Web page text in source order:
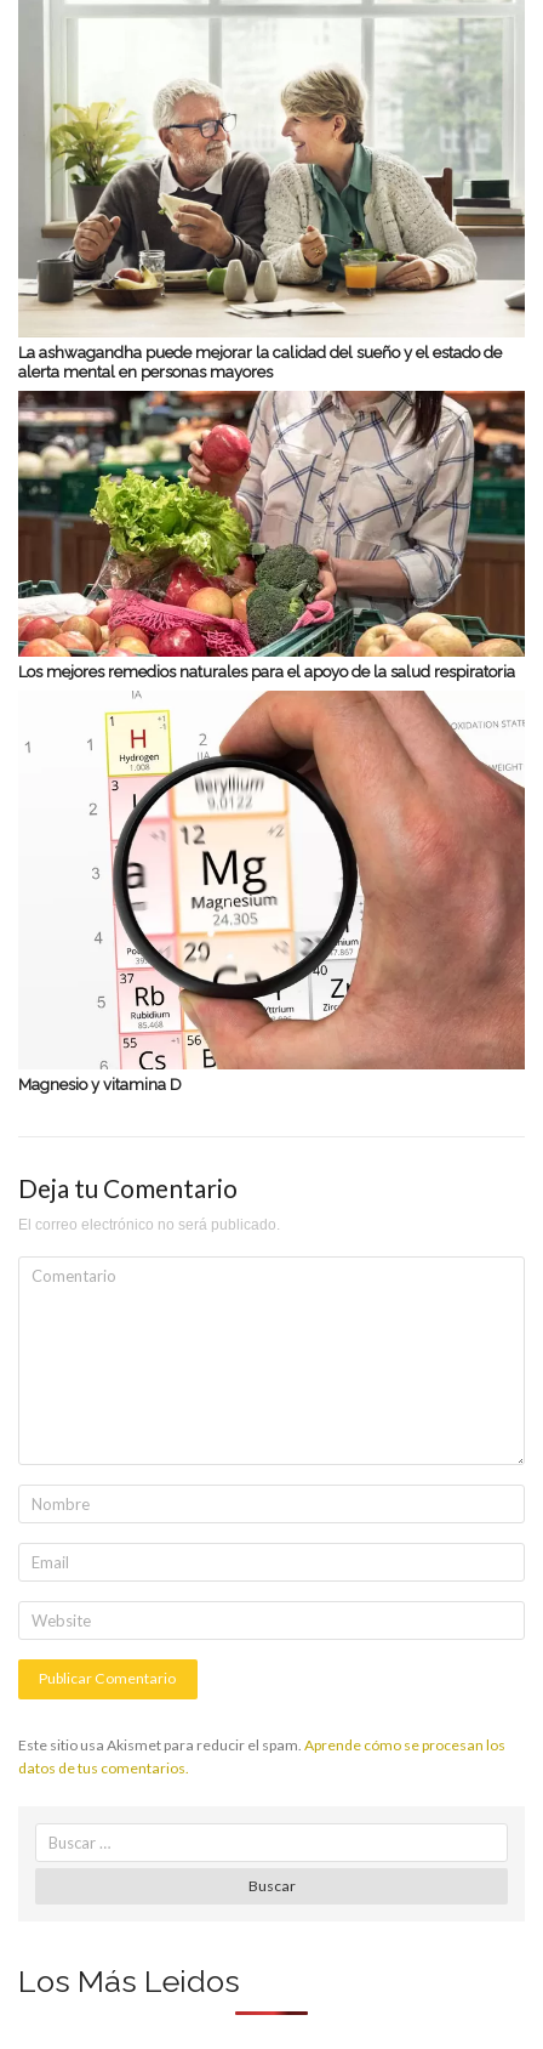
La ashwagandha puede mejorar la calidad del sueño y el estado de
alerta mental en personas mayores
Los mejores remedios naturales para el apoyo de la salud respiratoria
Magnesio y vitamina D
Deja tu Comentario
El correo electrónico no será publicado.
Este sitio usa Akismet para reducir el spam. Aprende cómo se procesan los
datos de tus comentarios.
Search
Buscar
Los Más Leidos